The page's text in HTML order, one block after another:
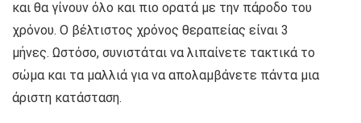
και θα γίνουν όλο και πιο ορατά με την πάροδο του
χρόνου. Ο βέλτιστος χρόνος θεραπείας είναι 3
μήνες. Ωστόσο, συνιστάται να λιπαίνετε τακτικά το
σώμα και τα μαλλιά για να απολαμβάνετε πάντα μια
άριστη κατάσταση.